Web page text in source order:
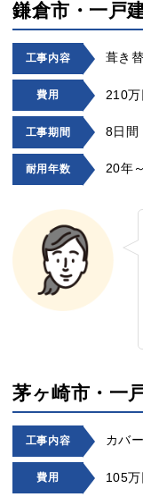
鎌倉市・一戸
工事内容 葺き
費用 210万
工事期間 8日間
耐用年数 20年
茅ヶ崎市・一
工事内容 カバ
費用 105万